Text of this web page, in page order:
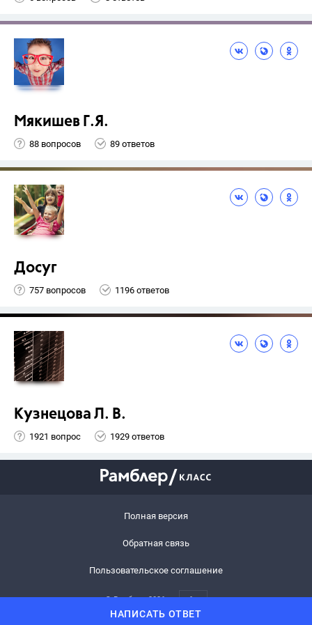
НАПИСАТЬ ОТВЕТ
Мякишев Г.Я.
88 вопросов 89 ответов
Досуг
757 вопросов 1196 ответов
Кузнецова Л. В.
1921 вопрос 1929 ответов
Полная версия
Обратная связь
Пользовательское соглашение
© Рамблер,2026 6+